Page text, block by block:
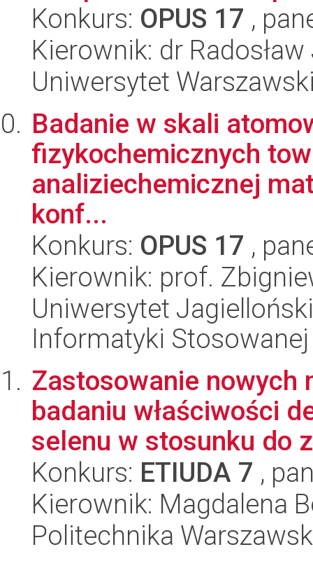
Konkurs: OPUS 17 ,
Kierownik: dr
Uniwersytet
Badanie w skali
fizykochemicznych
analiziechemicznej
konf...
Konkurs: OPUS 17 ,
Kierownik: prof.
Uniwersytet
Informatyki Stosowanej
Zastosowanie nowych
badaniu właściwości
selenu w stosunku do
Konkurs: ETIUDA 7 ,
Kierownik: Magdalena
Politechnika